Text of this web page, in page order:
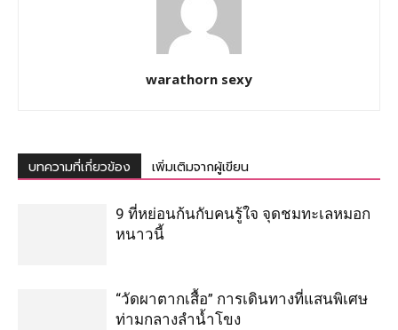
warathorn sexy
บทความที่เกี่ยวข้อง เพิ่มเติมจากผู้เขียน
9 ที่หย่อนก้นกับคนรู้ใจ จุดชมทะเลหมอก
หนาวนี้
“วัดผาตากเสื้อ” การเดินทางที่แสนพิเศษ
ท่ามกลางลำน้ำโขง